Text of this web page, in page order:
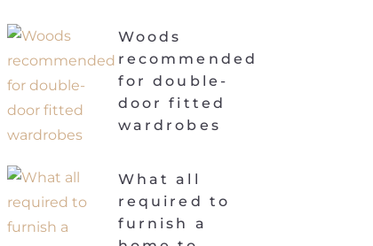
Woods
recommended
for double-
door fitted
wardrobes
What all
required to
furnish a